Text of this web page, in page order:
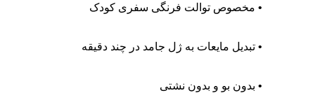
• مخصوص توالت فرنگی سفری کودک
• تبدیل مایعات به ژل جامد در چند دقیقه
• بدون بو و بدون نشتی